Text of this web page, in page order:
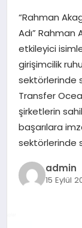
TEKNOLOJI
EĞITIM
MAGAZIN
YAŞAM
OTOMOBIL
“Rahman
Adı” Rahman
etkileyici
girişimcilik
sektörlerinde
Transfer
şirketlerin
başarılara
sektörlerinde
admin
15 Eylül